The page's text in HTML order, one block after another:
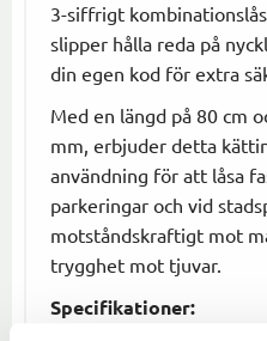
3-siffrigt
slipper hålla reda på
din egen kod för extra
Med en längd på 80 cm
mm, erbjuder detta
användning för att låsa
parkeringar och vid
motståndskraftigt mot
trygghet mot tjuvar.
Specifikationer: